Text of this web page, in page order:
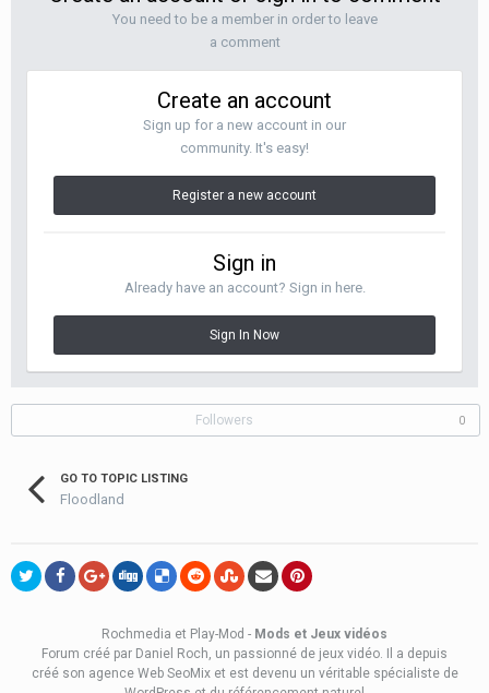
You need to be a member in order to leave
a comment
Create an account
Sign up for a new account in our
community. It's easy!
Register a new account
Sign in
Already have an account? Sign in here.
Sign In Now
Followers 0
GO TO TOPIC LISTING
Floodland
Rochmedia et Play-Mod - Mods et Jeux vidéos
Forum créé par Daniel Roch, un passionné de jeux vidéo. Il a depuis
créé son agence Web SeoMixet est devenu un véritable spécialiste de